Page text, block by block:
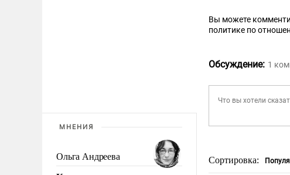
МНЕНИЯ
Ольга Андреева
Вы можете
политике по
Обсуждение: 1
Сортировка: